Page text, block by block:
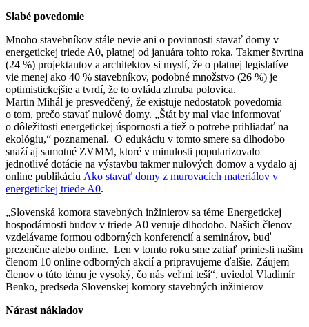
Slabé povedomie
Mnoho stavebníkov stále nevie ani o povinnosti stavať domy v
energetickej triede A0, platnej od januára tohto roka. Takmer štvrtina
(24 %) projektantov a architektov si myslí, že o platnej legislatíve
vie menej ako 40 % stavebníkov, podobné množstvo (26 %) je
optimistickejšie a tvrdí, že to ovláda zhruba polovica.
Martin Mihál je presvedčený, že existuje nedostatok povedomia
o tom, prečo stavať nulové domy. „Štát by mal viac informovať
o dôležitosti energetickej úspornosti a tiež o potrebe prihliadať na
ekológiu,“ poznamenal. O edukáciu v tomto smere sa dlhodobo
snaží aj samotné ZVMM, ktoré v minulosti popularizovalo
jednotlivé dotácie na výstavbu takmer nulových domov a vydalo aj
online publikáciu Ako stavať domy z murovacích materiálov v
energetickej triede A0.
„Slovenská komora stavebných inžinierov sa téme Energetickej
hospodárnosti budov v triede A0 venuje dlhodobo. Našich členov
vzdelávame formou odborných konferencií a seminárov, buď
prezenčne alebo online. Len v tomto roku sme zatiaľ priniesli našim
členom 10 online odborných akcií a pripravujeme ďalšie. Záujem
členov o túto tému je vysoký, čo nás veľmi teší“, uviedol Vladimír
Benko, predseda Slovenskej komory stavebných inžinierov
Nárast nákladov